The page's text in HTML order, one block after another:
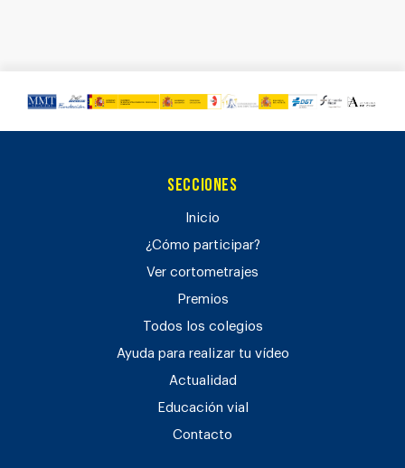
Secciones
Inicio
¿Cómo participar?
Ver cortometrajes
Premios
Todos los colegios
Ayuda para realizar tu vídeo
Actualidad
Educación vial
Contacto